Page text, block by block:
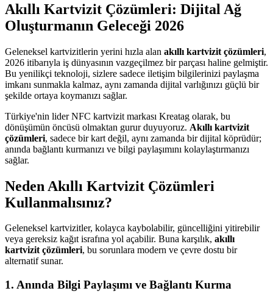
Akıllı Kartvizit Çözümleri: Dijital Ağ
Oluşturmanın Geleceği 2026
Geleneksel kartvizitlerin yerini hızla alan akıllı kartvizit çözümleri,
2026 itibarıyla iş dünyasının vazgeçilmez bir parçası haline gelmiştir.
Bu yenilikçi teknoloji, sizlere sadece iletişim bilgilerinizi paylaşma
imkanı sunmakla kalmaz, aynı zamanda dijital varlığınızı güçlü bir
şekilde ortaya koymanızı sağlar.
Türkiye'nin lider NFC kartvizit markası Kreatag olarak, bu
dönüşümün öncüsü olmaktan gurur duyuyoruz. Akıllı kartvizit
çözümleri, sadece bir kart değil, aynı zamanda bir dijital köprüdür;
anında bağlantı kurmanızı ve bilgi paylaşımını kolaylaştırmanızı
sağlar.
Neden Akıllı Kartvizit Çözümleri
Kullanmalısınız?
Geleneksel kartvizitler, kolayca kaybolabilir, güncelliğini yitirebilir
veya gereksiz kağıt israfına yol açabilir. Buna karşılık, akıllı
kartvizit çözümleri, bu sorunlara modern ve çevre dostu bir
alternatif sunar.
1. Anında Bilgi Paylaşımı ve Bağlantı Kurma